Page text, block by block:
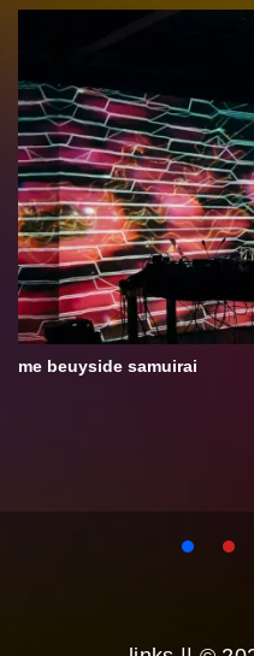
me beuyside samuirai